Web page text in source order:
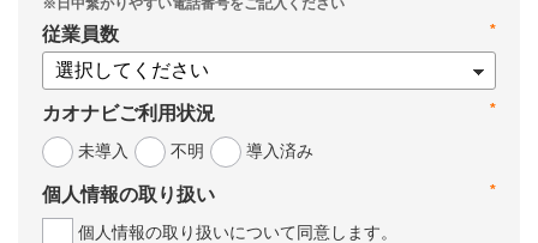
*
従業員数
*
カオナビご利用状況
未導入
不明 導入済み
*
個人情報の取り扱い
個人情報の取り扱いについて同意します。